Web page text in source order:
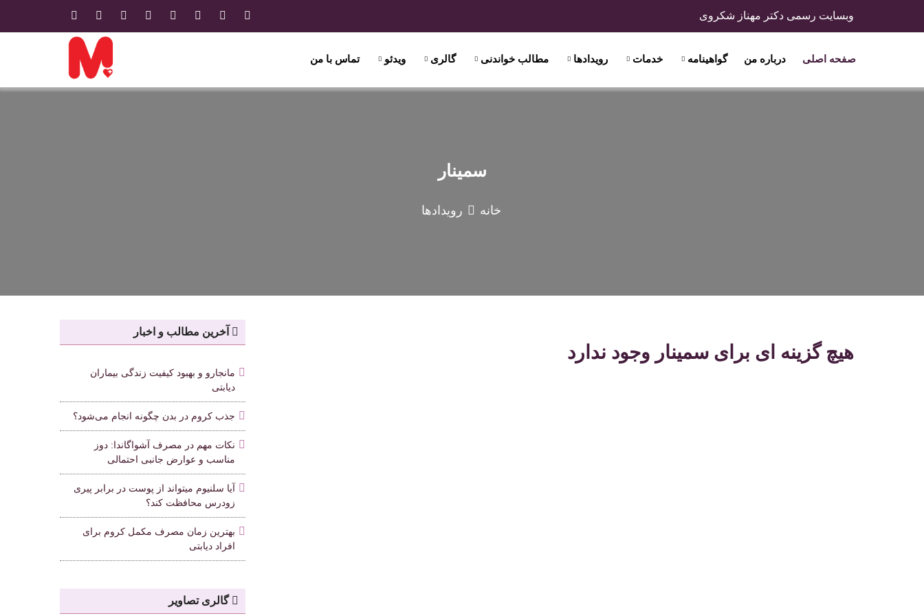
وبسایت رسمی دکتر مهناز شکروی
صفحه اصلی درباره من گواهینامه خدمات رویدادها مطالب خواندنی گالری ویدئو تماس با من
سمینار
خانه رویدادها
هیچ گزینه ای برای سمینار وجود ندارد
آخرین مطالب و اخبار
مانجارو و بهبود کیفیت زندگی بیماران
دیابتی
جذب کروم در بدن چگونه انجام می‌شود؟
نکات مهم در مصرف آشواگاندا: دوز
مناسب و عوارض جانبی احتمالی
آیا سلنیوم میتواند از پوست در برابر پیری
زودرس محافظت کند؟
بهترین زمان مصرف مکمل کروم برای
افراد دیابتی
گالری تصاویر